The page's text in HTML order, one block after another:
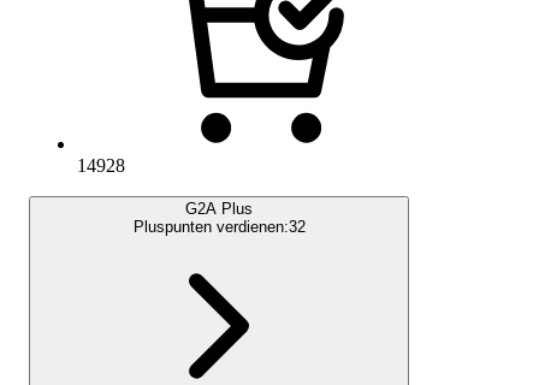
14928
G2A Plus
Pluspunten verdienen:32